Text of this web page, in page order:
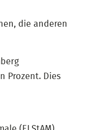
die anderen
Prozent. Dies